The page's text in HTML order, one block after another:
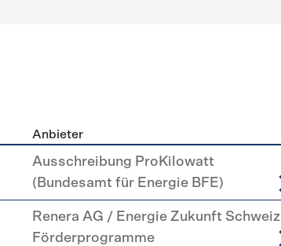
Anbieter
Ausschreibung ProKilowatt
(Bundesamt für Energie BFE)
Renera AG / Energie Zukunft Schweiz
Förderprogramme